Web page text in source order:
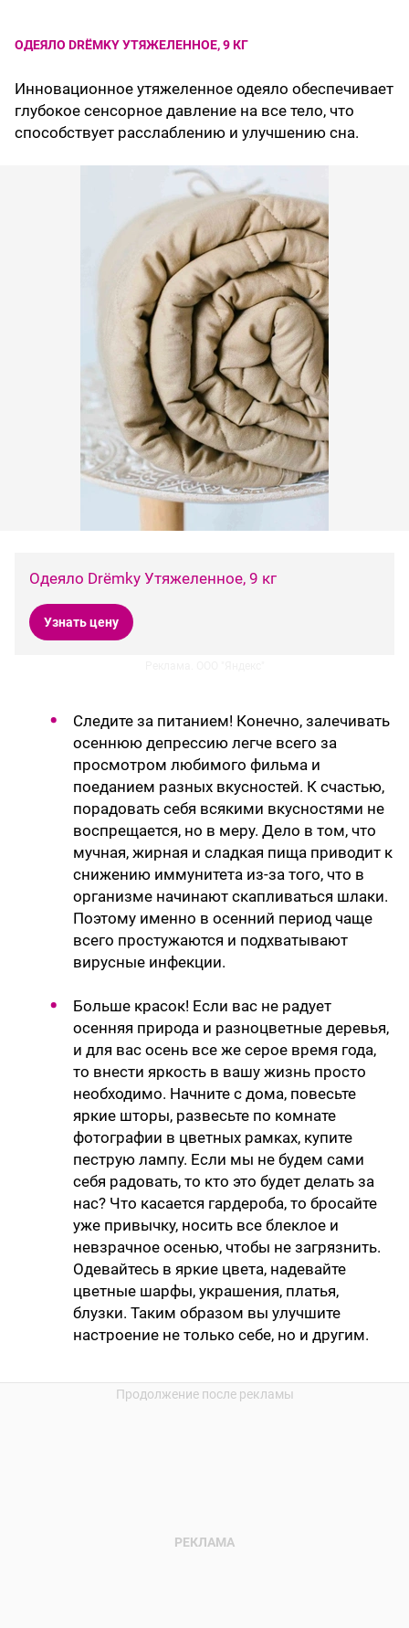
ОДЕЯЛО DRЁMKY УТЯЖЕЛЕННОЕ, 9 КГ
Инновационное утяжеленное одеяло обеспечивает
глубокое сенсорное давление на все тело, что
способствует расслаблению и улучшению сна.
Одеяло Drёmky Утяжеленное, 9 кг
Узнать цену
Следите за питанием! Конечно, залечивать
осеннюю депрессию легче всего за
просмотром любимого фильма и
поеданием разных вкусностей. К счастью,
порадовать себя всякими вкусностями не
воспрещается, но в меру. Дело в том, что
мучная, жирная и сладкая пища приводит к
снижению иммунитета из-за того, что в
организме начинают скапливаться шлаки.
Поэтому именно в осенний период чаще
всего простужаются и подхватывают
вирусные инфекции.
Больше красок! Если вас не радует
осенняя природа и разноцветные деревья,
и для вас осень все же серое время года,
то внести яркость в вашу жизнь просто
необходимо. Начните с дома, повесьте
яркие шторы, развесьте по комнате
фотографии в цветных рамках, купите
пеструю лампу. Если мы не будем сами
себя радовать, то кто это будет делать за
нас? Что касается гардероба, то бросайте
уже привычку, носить все блеклое и
невзрачное осенью, чтобы не загрязнить.
Одевайтесь в яркие цвета, надевайте
цветные шарфы, украшения, платья,
блузки. Таким образом вы улучшите
настроение не только себе, но и другим.